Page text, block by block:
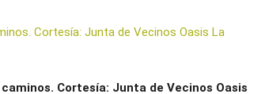
Cortesía: Junta de Vecinos Oasis